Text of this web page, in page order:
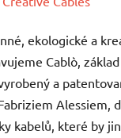
ekologické a
Cablò,
a
Alessiem,
kabelů, které by